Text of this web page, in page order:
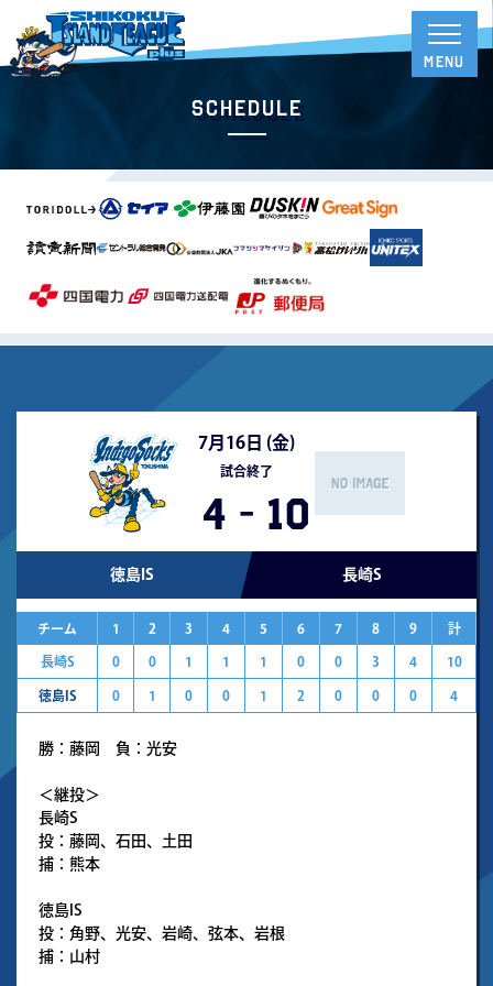
Schedule
7月16日 (金)
試合終了
4 - 10
徳島IS 長崎S
チーム 1 2 3 4 5 6 7 8 9 計
長崎S 0 0 1 1 1 0 0 3 4 10
徳島IS 0 1 0 0 1 2 0 0 0 4
勝：藤岡 負：光安
＜継投＞
長崎S
投：藤岡、石田、土田
捕：熊本
徳島IS
投：角野、光安、岩崎、弦本、岩根
捕：山村